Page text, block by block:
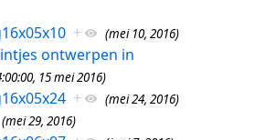
+ (mei 10, 2016)
ontwerpen in
15 mei 2016)
+ (mei 24, 2016)
(mei 29, 2016)